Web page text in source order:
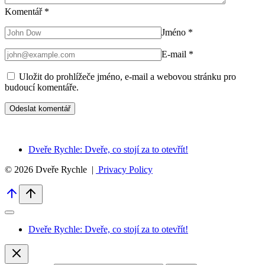
Komentář *
Jméno *
E-mail *
Uložit do prohlížeče jméno, e-mail a webovou stránku pro
budoucí komentáře.
Dveře Rychle: Dveře, co stojí za to otevřít!
© 2026 Dveře Rychle | Privacy Policy
Dveře Rychle: Dveře, co stojí za to otevřít!